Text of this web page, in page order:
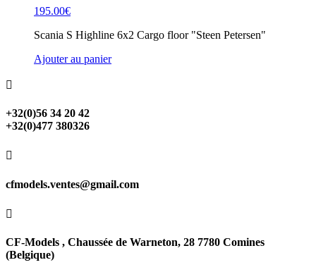
195.00€
Scania S Highline 6x2 Cargo floor "Steen Petersen"
Ajouter au panier

+32(0)56 34 20 42
+32(0)477 380326

cfmodels.ventes@gmail.com

CF-Models , Chaussée de Warneton, 28 7780 Comines
(Belgique)